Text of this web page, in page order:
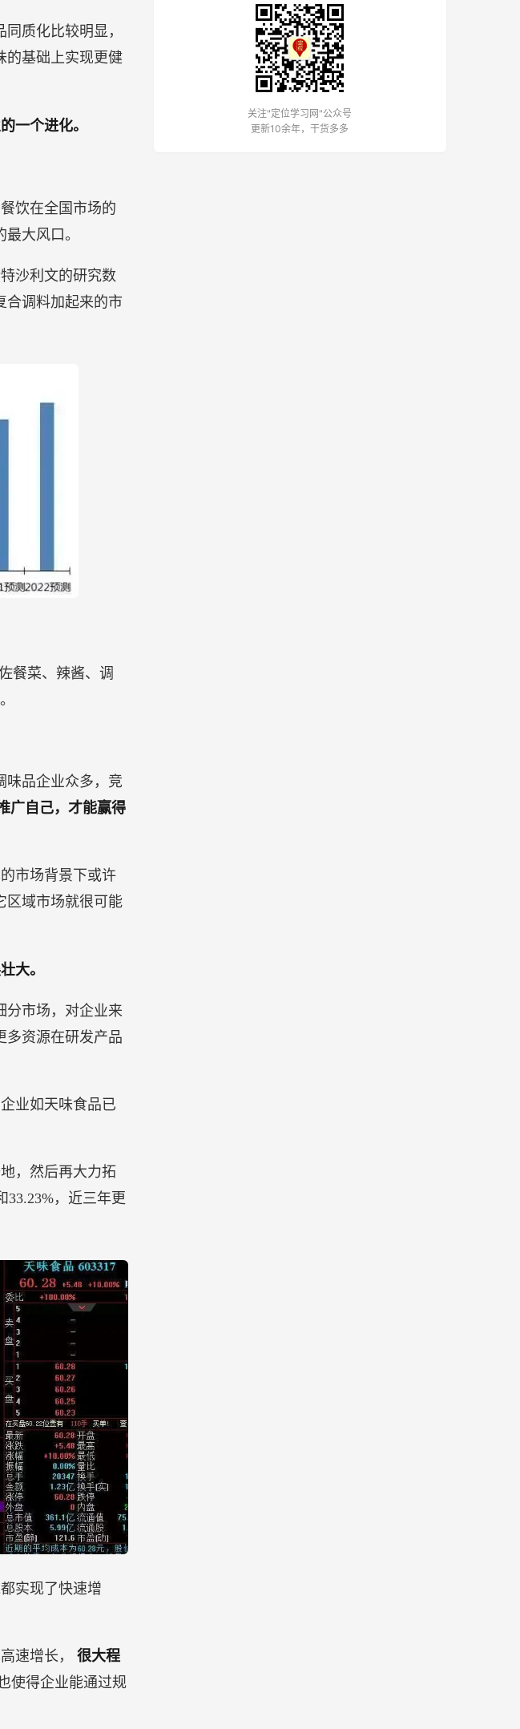
质化比较明显，
的基础上实现更健
一个进化。
饮在全国市场的
大风口。
沙利文的研究数
合调料加起来的市
餐菜、辣酱、调
味品企业众多，竞
广自己，才能赢得
市场背景下或许
区域市场就很可能
大。
分市场，对企业来
多资源在研发产品
业如天味食品已
，然后再大力拓
，近三年更
实现了快速增
速增长， 很大程
使得企业能通过规
关注"定位学习网"公众号
更新10余年，干货多多